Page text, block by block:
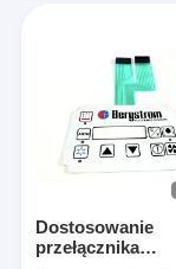
Dostosowanie
przełącznika